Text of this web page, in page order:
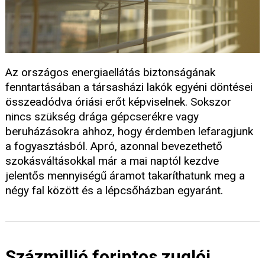
Az országos energiaellátás biztonságának
fenntartásában a társasházi lakók egyéni döntései
összeadódva óriási erőt képviselnek. Sokszor
nincs szükség drága gépcserékre vagy
beruházásokra ahhoz, hogy érdemben lefaragjunk
a fogyasztásból. Apró, azonnal bevezethető
szokásváltásokkal már a mai naptól kezdve
jelentős mennyiségű áramot takaríthatunk meg a
négy fal között és a lépcsőházban egyaránt.